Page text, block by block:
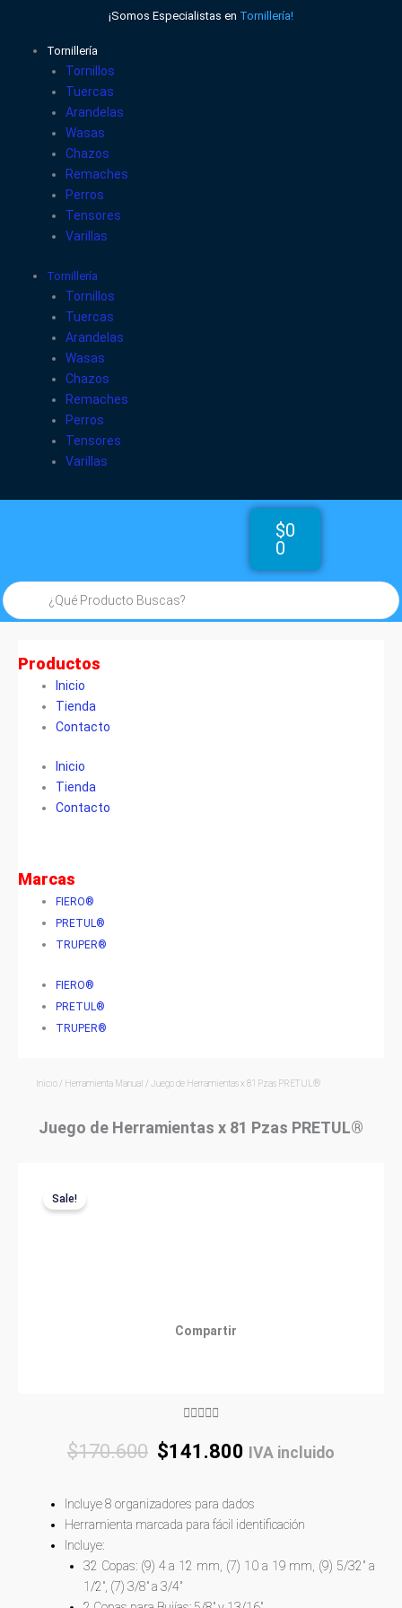
contenido
¡Somos Especialistas en Tornillería!
Tornillería
Tornillos
Tuercas
Arandelas
Wasas
Chazos
Remaches
Perros
Tensores
Varillas
Tornillería
Tornillos
Tuercas
Arandelas
Wasas
Chazos
Remaches
Perros
Tensores
Varillas
$0
0
Cart
Búsqueda
de
productos
Productos
Inicio
Tienda
Contacto
Inicio
Tienda
Contacto
Marcas
FIERO®
PRETUL®
TRUPER®
FIERO®
PRETUL®
TRUPER®
Inicio / Herramienta Manual / Juego de Herramientas x 81 Pzas PRETUL®
Juego de Herramientas x 81 Pzas PRETUL®
Sale!
Compartir

out
$170.600 Original
$170.600.
$141.800 Current
$141.800.
IVA incluido
Incluye 8 organizadores para dados
Herramienta marcada para fácil identificación
Incluye:
32 Copas: (9) 4 a 12 mm, (7) 10 a 19 mm, (9) 5/32″ a
1/2″, (7) 3/8″ a 3/4″